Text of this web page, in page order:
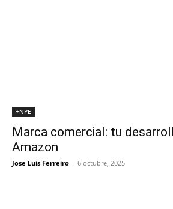
+NPE
Marca comercial: tu
Amazon
Jose Luis Ferreiro - 6 octubre, 2025